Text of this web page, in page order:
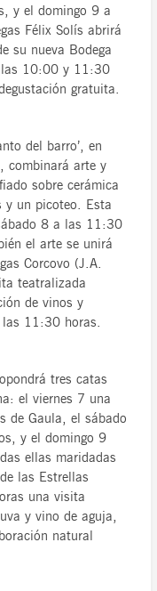
y el domingo 9 a
Félix Solís abrirá
su nueva Bodega
las 10:00 y 11:30
gratuita.
del barro’, en
combinará arte y
sobre cerámica
y un picoteo. Esta
8 a las 11:30
el arte se unirá
Corcovo (J.A.
teatralizada
de vinos y
11:30 horas.
tres catas
el viernes 7 una
de Gaula, el sábado
y el domingo 9
ellas maridadas
las Estrellas
una visita
y vino de aguja,
natural